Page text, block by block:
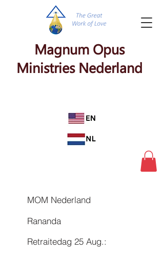
Magnum Opus
Ministries Nederland
MOM Nederland
Rananda
Retraitedag 25 Aug.: